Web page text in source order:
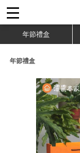
年節禮盒
年節禮盒